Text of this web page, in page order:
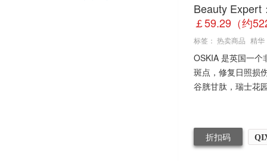
Beauty Expert
￡59.29（约
标签： 热卖商品 精华
OSKIA 是英国一个
斑点，修复日照损
谷胱甘肽，瑞士花
折扣码